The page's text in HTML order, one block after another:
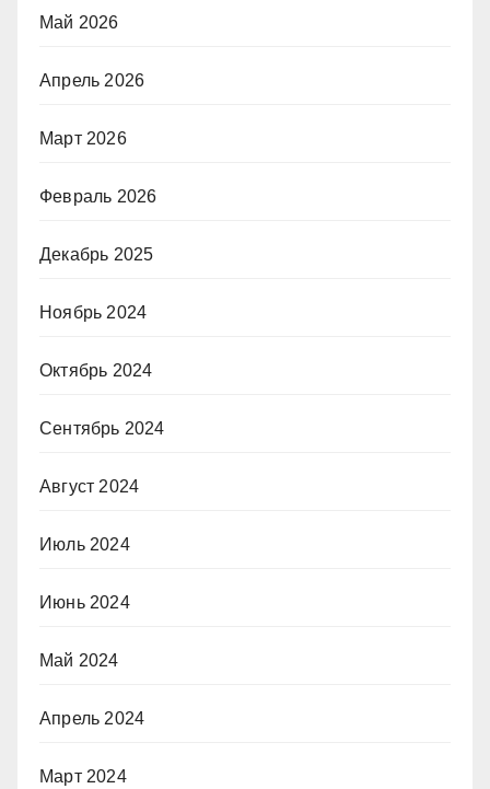
Май 2026
Апрель 2026
Март 2026
Февраль 2026
Декабрь 2025
Ноябрь 2024
Октябрь 2024
Сентябрь 2024
Август 2024
Июль 2024
Июнь 2024
Май 2024
Апрель 2024
Март 2024